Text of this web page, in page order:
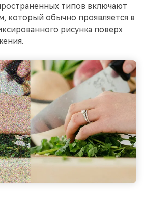
типов включают
который обычно проявляется в
рисунка поверх